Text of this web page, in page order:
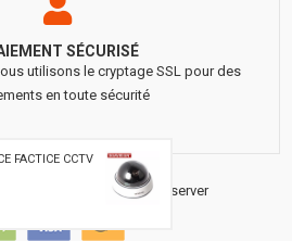
SÉCURISÉ
utilisons le cryptage SSL pour des
en toute sécurité
BOAVISION Tout droit réserver
FACTICE CCTV